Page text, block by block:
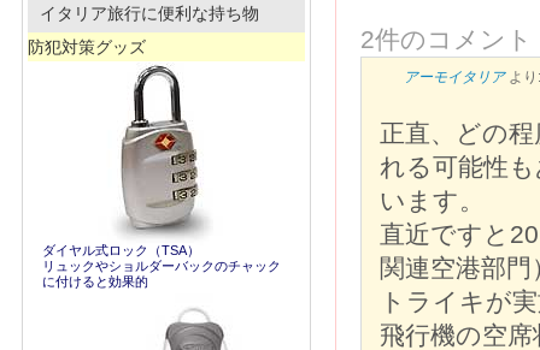
2件のコメント
アーモイタリア より:
正直、どの
れる可能性
います。
直近ですと
関連空港部
トライキが
飛行機の空
イタリア旅行に便利な持ち物
防犯対策グッズ
ダイヤル式ロック（TSA）
リュックやショルダーバックのチャック
に付けると効果的